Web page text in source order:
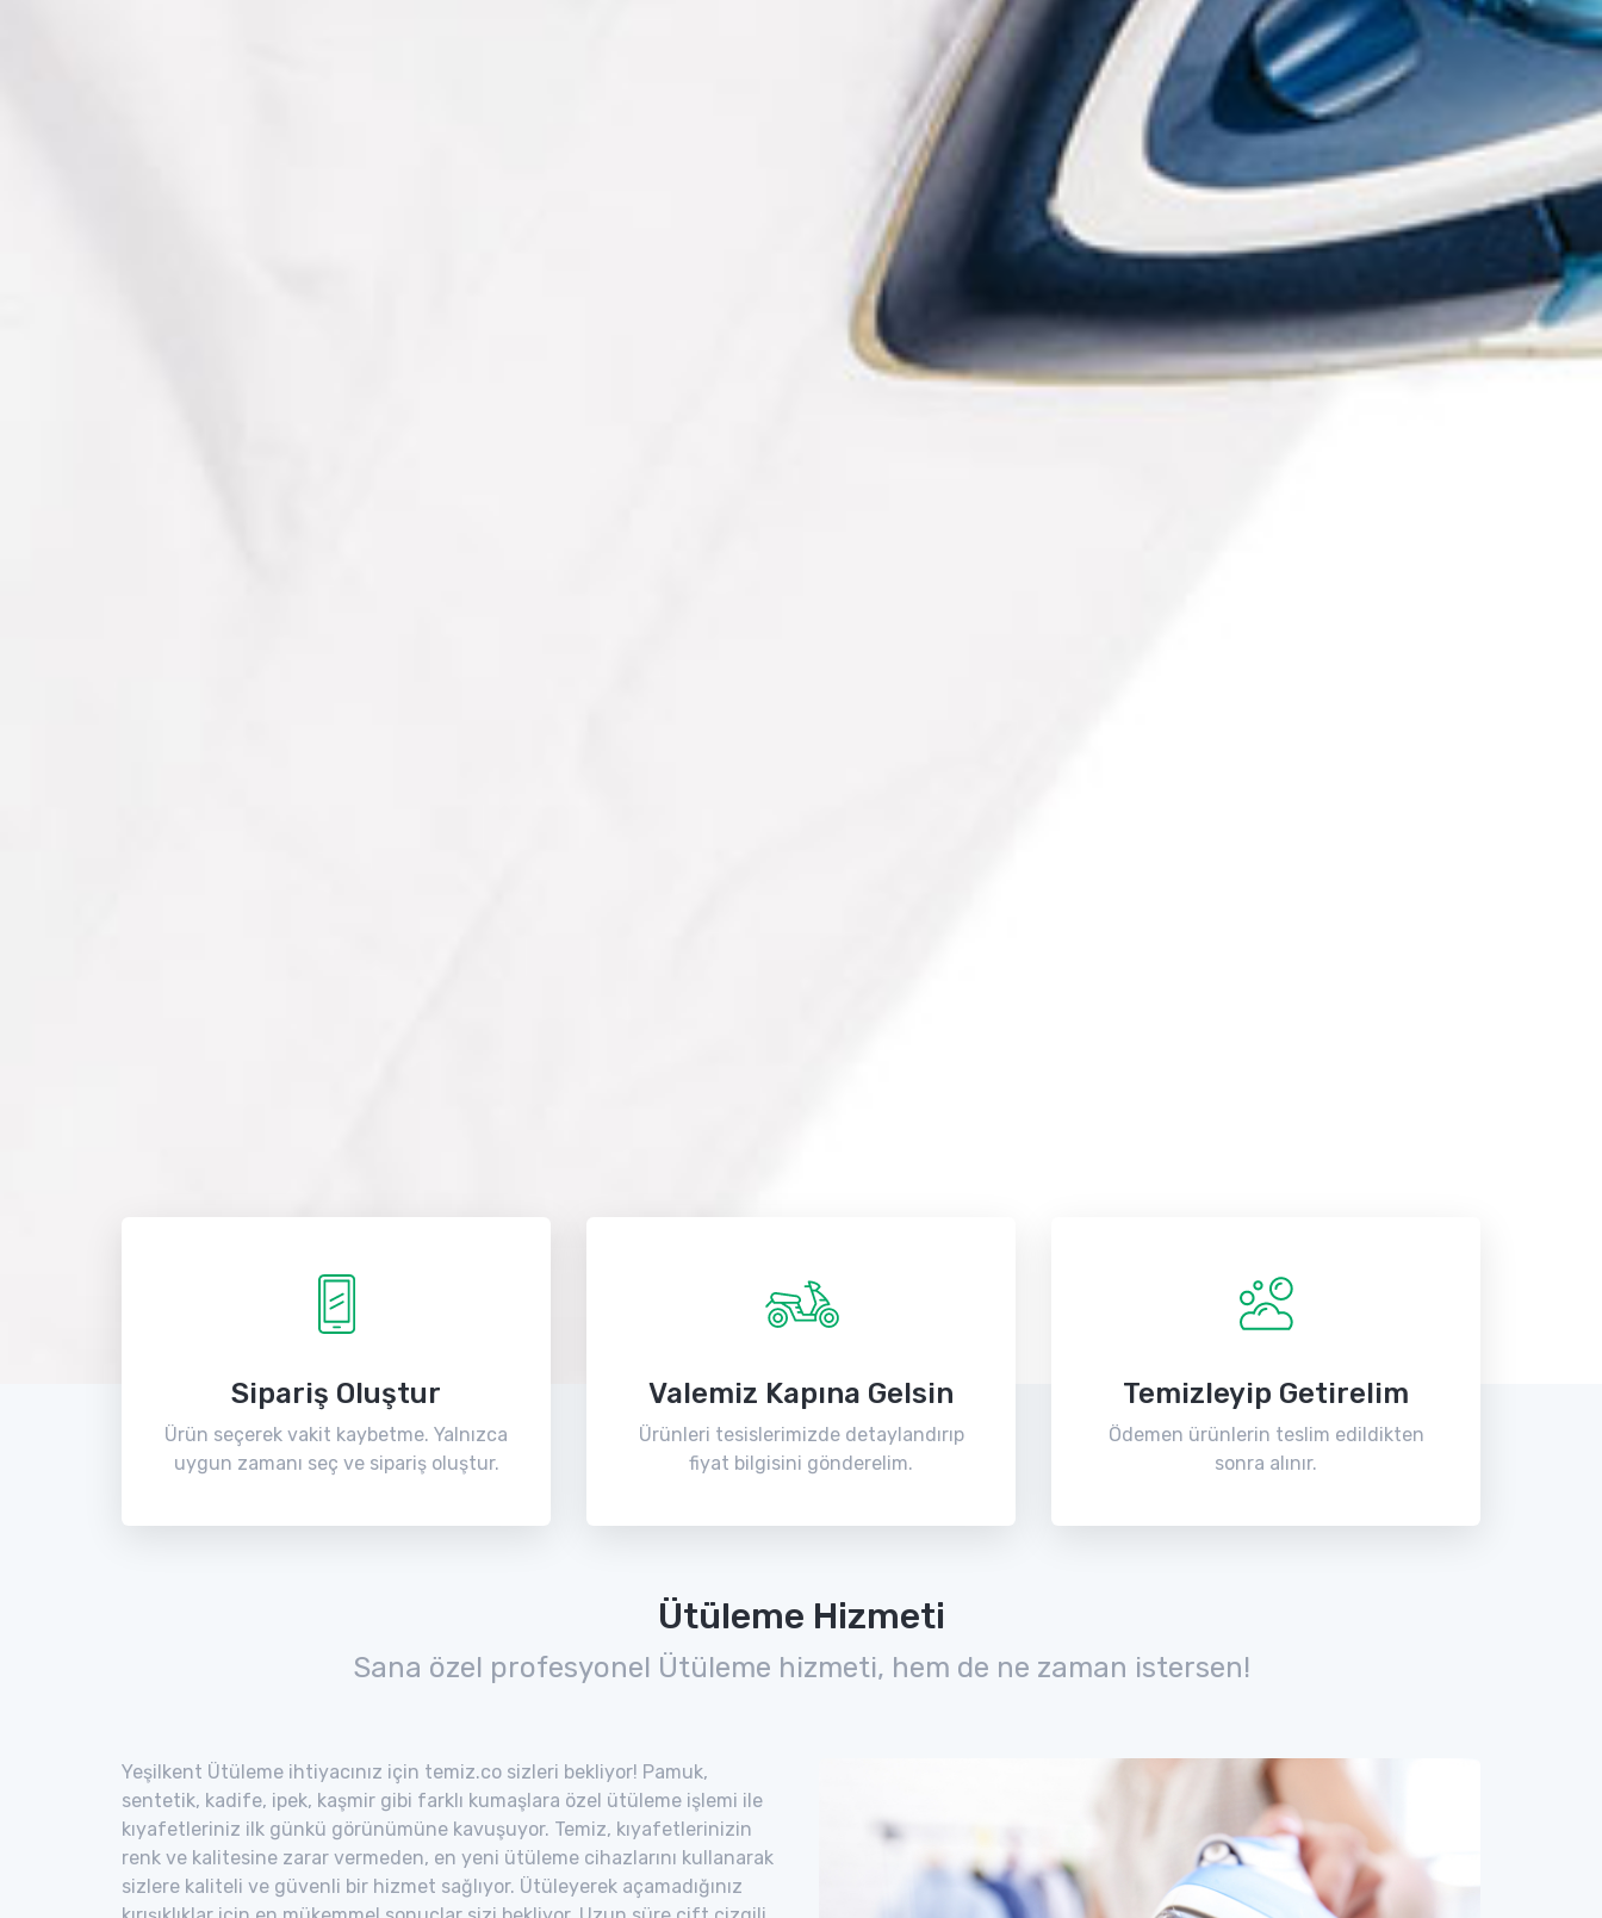
Sipariş Oluştur
Ürün seçerek vakit kaybetme. Yalnızca
uygun zamanı seç ve sipariş oluştur.
Valemiz Kapına Gelsin
Ürünleri tesislerimizde detaylandırıp
fiyat bilgisini gönderelim.
Temizleyip Getirelim
Ödemen ürünlerin teslim edildikten
sonra alınır.
Ütüleme Hizmeti
Sana özel profesyonel Ütüleme hizmeti, hem de ne zaman istersen!
Yeşilkent Ütüleme ihtiyacınız için temiz.co sizleri bekliyor! Pamuk,
sentetik, kadife, ipek, kaşmir gibi farklı kumaşlara özel ütüleme işlemi ile
kıyafetleriniz ilk günkü görünümüne kavuşuyor. Temiz, kıyafetlerinizin
renk ve kalitesine zarar vermeden, en yeni ütüleme cihazlarını kullanarak
sizlere kaliteli ve güvenli bir hizmet sağlıyor. Ütüleyerek açamadığınız